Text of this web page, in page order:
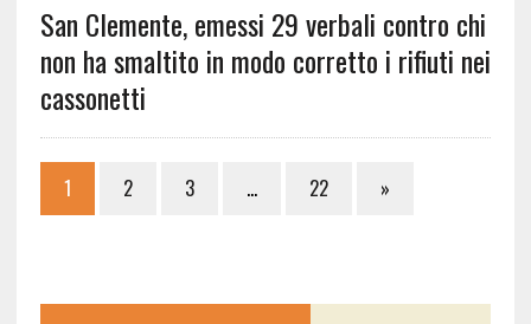
San Clemente, emessi 29 verbali contro chi
non ha smaltito in modo corretto i rifiuti nei
cassonetti
1 2 3 … 22 »